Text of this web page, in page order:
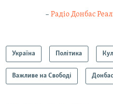
– Радіо Донбас
Україна Політика
Важливе на Свободі Донбас